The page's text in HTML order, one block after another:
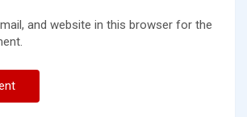
and website in this browser for the